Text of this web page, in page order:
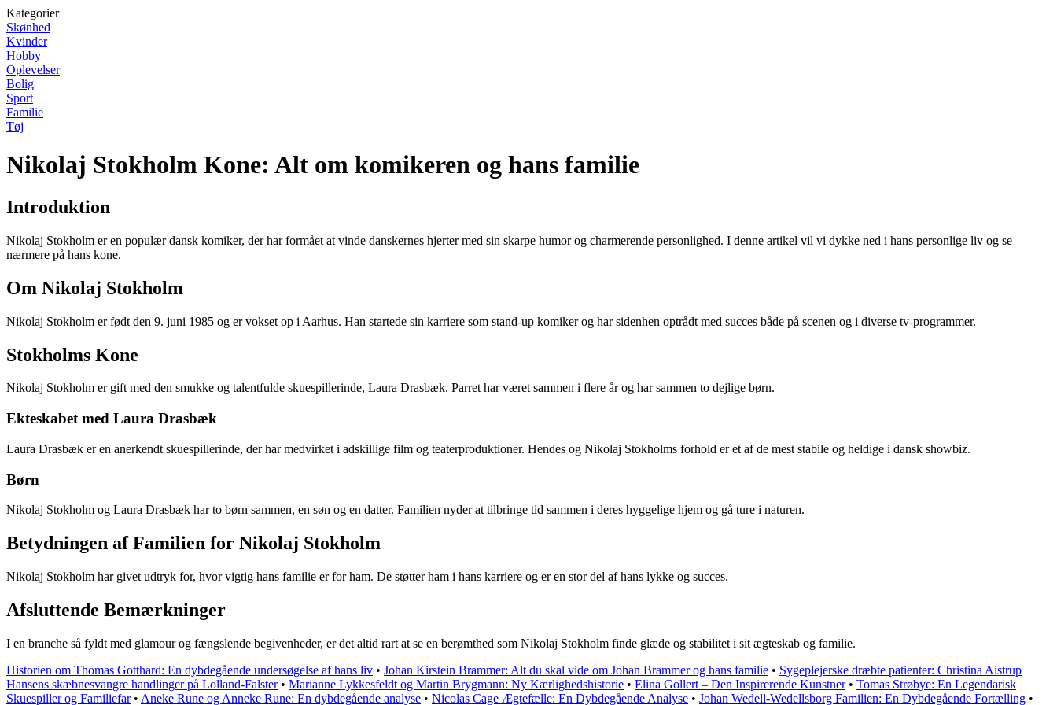
Kategorier
Skønhed
Kvinder
Hobby
Oplevelser
Bolig
Sport
Familie
Tøj
Nikolaj Stokholm Kone: Alt om komikeren og hans familie
Introduktion
Nikolaj Stokholm er en populær dansk komiker, der har formået at vinde danskernes hjerter med sin skarpe humor og charmerende personlighed. I denne artikel vil vi dykke ned i hans personlige liv og se
nærmere på hans kone.
Om Nikolaj Stokholm
Nikolaj Stokholm er født den 9. juni 1985 og er vokset op i Aarhus. Han startede sin karriere som stand-up komiker og har sidenhen optrådt med succes både på scenen og i diverse tv-programmer.
Stokholms Kone
Nikolaj Stokholm er gift med den smukke og talentfulde skuespillerinde, Laura Drasbæk. Parret har været sammen i flere år og har sammen to dejlige børn.
Ekteskabet med Laura Drasbæk
Laura Drasbæk er en anerkendt skuespillerinde, der har medvirket i adskillige film og teaterproduktioner. Hendes og Nikolaj Stokholms forhold er et af de mest stabile og heldige i dansk showbiz.
Børn
Nikolaj Stokholm og Laura Drasbæk har to børn sammen, en søn og en datter. Familien nyder at tilbringe tid sammen i deres hyggelige hjem og gå ture i naturen.
Betydningen af Familien for Nikolaj Stokholm
Nikolaj Stokholm har givet udtryk for, hvor vigtig hans familie er for ham. De støtter ham i hans karriere og er en stor del af hans lykke og succes.
Afsluttende Bemærkninger
I en branche så fyldt med glamour og fængslende begivenheder, er det altid rart at se en berømthed som Nikolaj Stokholm finde glæde og stabilitet i sit ægteskab og familie.
Historien om Thomas Gotthard: En dybdegående undersøgelse af hans liv • Johan Kirstein Brammer: Alt du skal vide om Johan Brammer og hans familie • Sygeplejerske dræbte patienter: Christina Aistrup
Hansens skæbnesvangre handlinger på Lolland-Falster• Marianne Lykkesfeldt og Martin Brygmann: Ny Kærlighedshistorie • Elina Gollert – Den Inspirerende Kunstner• Tomas Strøbye: En Legendarisk
Skuespiller og Familiefar• Aneke Rune og Anneke Rune: En dybdegående analyse • Nicolas Cage Ægtefælle: En Dybdegående Analyse • Johan Wedell-Wedellsborg Familien: En Dybdegående Fortælling •